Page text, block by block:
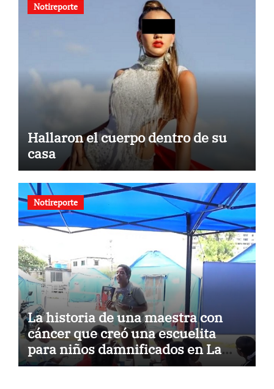
Notireporte
Hallaron el cuerpo dentro de su
casa
Notireporte
La historia de una maestra con
cáncer que creó una escuelita
para niños damnificados en La
Guaira